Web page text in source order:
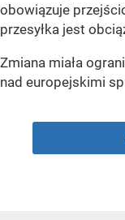
obowiązuje
przesyłka jest
Zmiana miała
nad europejskimi